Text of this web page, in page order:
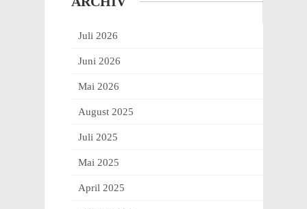
Juli 2026
Juni 2026
Mai 2026
August 2025
Juli 2025
Mai 2025
April 2025